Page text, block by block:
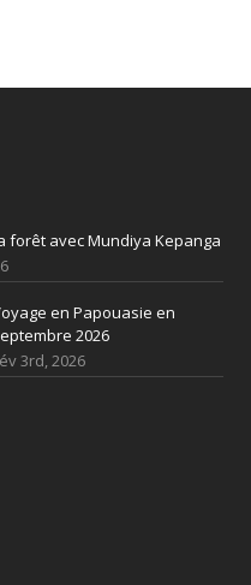
forêt avec Mundiya Kepanga
en Papouasie en
2026
3rd, 2026